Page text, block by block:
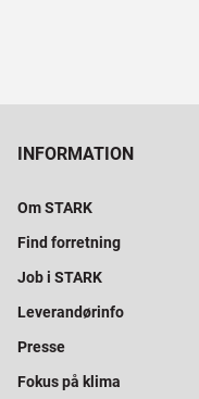
INFORMATION
Om STARK
Find forretning
Job i STARK
Leverandørinfo
Presse
Fokus på klima